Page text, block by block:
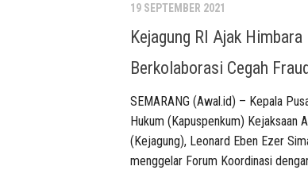
19 SEPTEMBER 2021
Kejagung RI Ajak Himbara
Berkolaborasi Cegah
SEMARANG (Awal.id) – Kepala
Hukum (Kapuspenkum) Kejaksaan
(Kejagung), Leonard Eben Ezer
menggelar Forum Koordinasi